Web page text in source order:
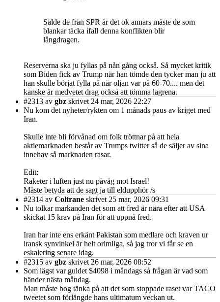
Sålde de från SPR är det ok annars måste de som
blankar täcka ifall denna konflikten blir
långdragen.
Reserverna ska ju fyllas på nån gång också. Så mycket kritik
som Biden fick av Trump när han tömde den tycker man ju att
han skulle börjat fylla på när oljan var på 60-70.... men det
kanske är medvetet drag också att tömma lagrena.
#2313 av gbz skrivet 24 mar, 2026 22:27
Nu kom det nyheter/rykten om 1 månads paus av kriget med
Iran.
Skulle inte bli förvånad om folk tröttnar på att hela
aktiemarknaden består av Trumps twitter så de säljer av sina
innehav så marknaden rasar.
Edit:
Raketer i luften just nu påväg mot Israel!
Måste betyda att de sagt ja till eldupphör /s
#2314 av Coltrane skrivet 25 mar, 2026 09:31
Nu tolkar markanden det som att fred är nära efter att USA
skickat 15 krav på Iran för att uppnå fred.
Iran har inte ens erkänt Pakistan som medlare och kraven ur
iransk synvinkel är helt orimliga, så jag tror vi får se en
eskalering senare idag.
#2315 av gbz skrivet 26 mar, 2026 08:52
Som lägst var guldet $4098 i måndags så frågan är vad som
händer nästa måndag.
Man måste bog tänka på att det som stoppade raset var TACO
tweetet som förlängde hans ultimatum veckan ut.